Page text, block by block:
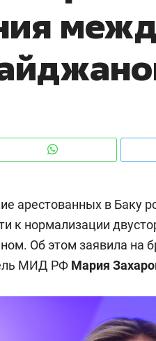
арестованных в Баку
к нормализации
Об этом заявила на
МИД РФ Мария
Оман?
о
150 камер